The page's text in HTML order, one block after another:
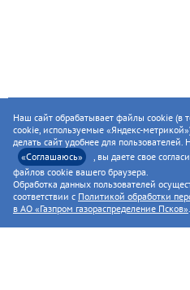
Наш сайт обрабатывает файлы cookie (в
cookie, используемые «Яндекс-
делать сайт удобнее для пользователей.
«Соглашаюсь»
, вы даете свое
файлов cookie вашего браузера.
Обработка данных пользователей
соответствии с Политикой обработки
в АО «Газпром газораспределение Псков».
ГЛАВНАЯ
УСЛУГИ ПРЕДПРИЯТИЯМ
РАСКРЫТИЕ